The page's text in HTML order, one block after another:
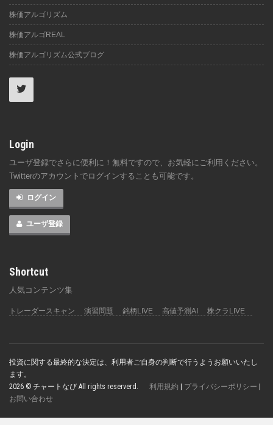
株価アルゴリズム
株価アルゴREAL
株価アルゴリズム公式ブログ
Login
ユーザ登録でさらに便利に！無料ですので、お気軽にご利用ください。
Twitterのアカウントでログインすることも可能です。
ログイン
ユーザ登録
Shortcut
人気コンテンツ集
トレーダースキャン 演習問題 銘柄LIVE 高値予測AI 株クラLIVE
投資に関する最終的な決定は、利用者ご自身の判断で行うようお願いいたし
ます。
2026 © チャートなび All rights reserverd. 利用規約 プライバシーポリシー
お問い合わせ